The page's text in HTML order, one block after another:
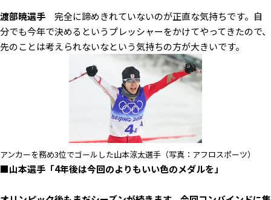
渡部暁選手 完全に諦めきれていないのが正直な気持ちです。自
分でも今年で決めるというプレッシャーをかけてやってきたので、
先のことは考えられないなという気持ちの方が大きいです。
アンカーを務め3位でゴールした山本涼太選手（写真：アフロスポーツ）
■山本選手「4年後は今回のよりもいい色のメダルを」